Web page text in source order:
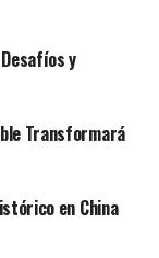
y
Transformará
en China